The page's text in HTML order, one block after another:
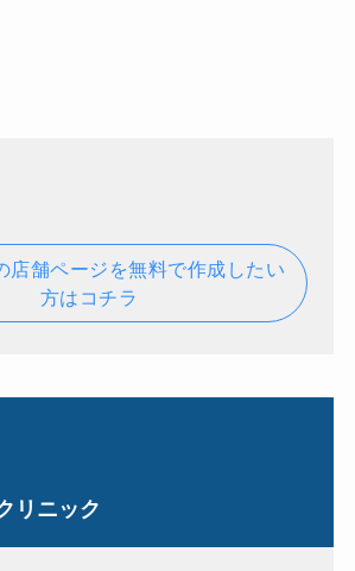
店舗ページを無料で作成したい
方はコチラ
リニック